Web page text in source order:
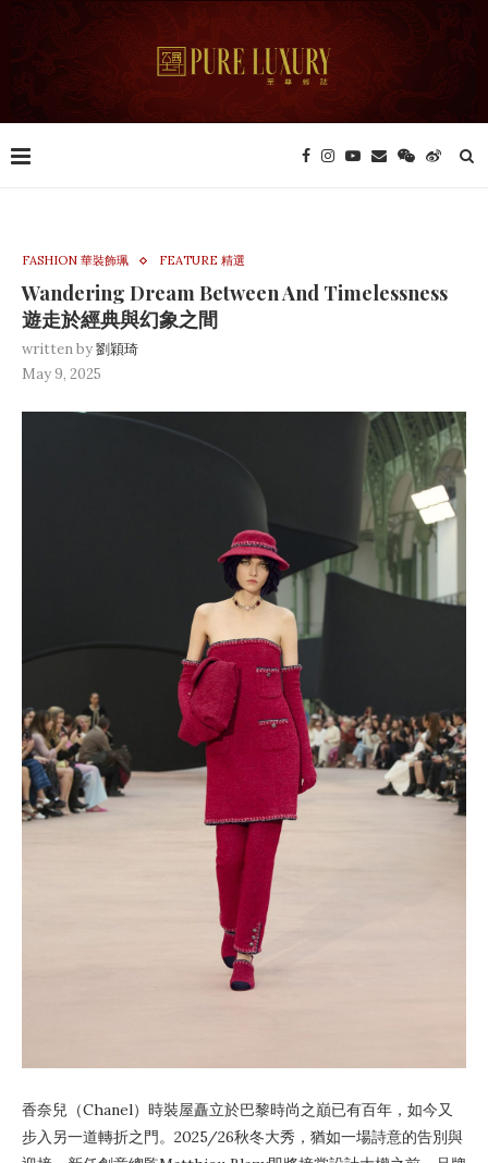
FASHION 華裝飾珮 FEATURE 精選
Wandering Dream Between And Timelessness
遊走於經典與幻象之間
written by劉穎琦
May 9, 2025
香奈兒（Chanel）時裝屋矗立於巴黎時尚之巔已有百年，如今又
步入另一道轉折之門。2025/26秋冬大秀，猶如一場詩意的告別與